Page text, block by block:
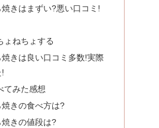
きはまずい?悪い口コミ!
ょねちょする
きは良い口コミ多数!実際
てみた感想
きの食べ方は?
きの値段は?